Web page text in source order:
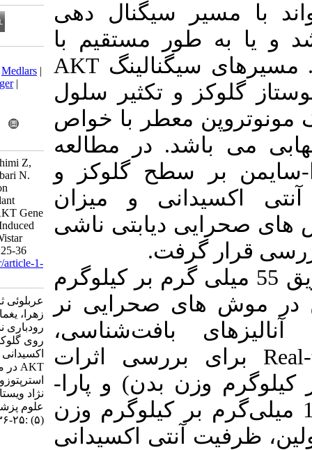
سیگنال دهی
مستقیم با
AKT
تکثیر سلول
معطر با خواص
در مطالعه
سطح گلوکز و
و میزان
ناشی
.
55 میلی گرم بر کیلوگرم
صحرایی نر
بافت‌شناسی،
اثرات
وزن بدن) و پارا-
بر کیلوگرم وزن
اکسیدانی
Download citation:
BibTeX | RIS|EndNote|Medlars|
ProCite
Reference Manager
Send citation to:
Mendeley
Zotero
Arabloei Sani M, Hajebrahimi Z,
Yaghmaei P, Hayati Roodbari N.
The Effect of P-Cymene on
Glucose, Insulin, Antioxidant
Power, and the Level of AKT Gene
mRNA in Streptozotocin-Induced
Diabetes Model in Male Wistar
Rats. SJKU 2024; 29 (5) :25-36
URL:http://sjku.muk.ac.ir/article-1-
8288-fa.html
عربلوئی ثانی مریم، حاج ابراهیمی
زهرا، یغمایی پریچهره، حیاتی
رودباری نسیم. تاثیر پارا-سایمن بر
روی گلوکز، انسولین، ظرفیت آنتی
اکسیدانی و میزان mRNAی ژن
AKT در مدل دیابت القا شده با
استرپتوزوتوسین در موش های نر
نژاد ویستار. مجله علمي دانشگاه
علوم پزشكي كردستان. ۱۴۰۳; ۲۹
(۵) :۲۵-۳۶